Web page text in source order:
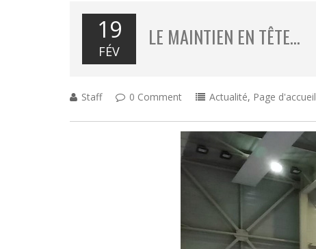
19
FÉV
LE MAINTIEN EN TÊTE…
Staff 0 Comment Actualité, Page d'accueil